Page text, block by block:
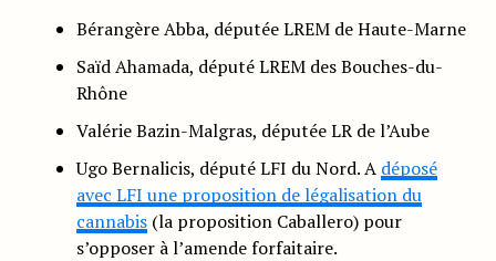
Bérangère Abba, députée LREM de Haute-Marne
Saïd Ahamada, député LREM des Bouches-du-
Rhône
Valérie Bazin-Malgras, députée LR de l’Aube
Ugo Bernalicis, député LFI du Nord. A déposé
avec LFI une proposition de légalisation du
cannabis(la proposition Caballero) pour
s’opposer à l’amende forfaitaire.